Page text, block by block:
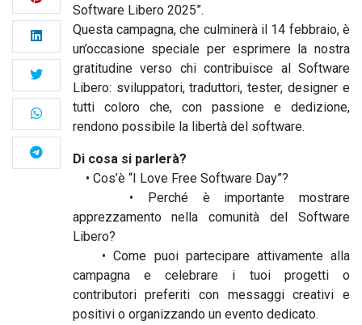
Software Libero 2025”.
Questa campagna, che culminerà il 14 febbraio, è
un’occasione speciale per esprimere la nostra
gratitudine verso chi contribuisce al Software
Libero: sviluppatori, traduttori, tester, designer e
tutti coloro che, con passione e dedizione,
rendono possibile la libertà del software.
Di cosa si parlerà?
• Cos’è “I Love Free Software Day”?
• Perché è importante mostrare
apprezzamento nella comunità del Software
Libero?
• Come puoi partecipare attivamente alla
campagna e celebrare i tuoi progetti o
contributori preferiti con messaggi creativi e
positivi o organizzando un evento dedicato.